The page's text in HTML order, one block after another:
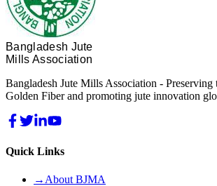
Bangladesh Jute
Mills Association
Bangladesh Jute Mills Association - Preserving
Golden Fiber and promoting jute innovation
Quick Links
→ About BJMA